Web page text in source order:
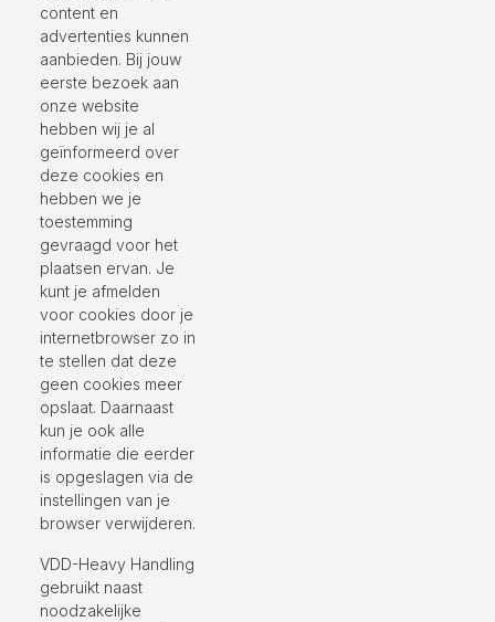
content en
advertenties kunnen
aanbieden. Bij jouw
eerste bezoek aan
onze website
hebben wij je al
geïnformeerd over
deze cookies en
hebben we je
toestemming
gevraagd voor het
plaatsen ervan. Je
kunt je afmelden
voor cookies door je
internetbrowser zo in
te stellen dat deze
geen cookies meer
opslaat. Daarnaast
kun je ook alle
informatie die eerder
is opgeslagen via de
instellingen van je
browser verwijderen.
VDD-Heavy Handling
gebruikt naast
noodzakelijke